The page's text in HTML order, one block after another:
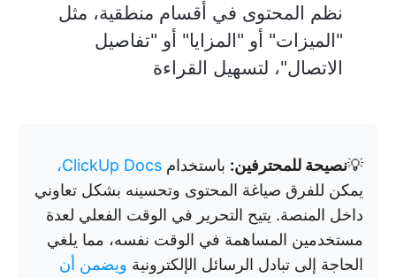
نظم المحتوى في أقسام منطقية، مثل
"الميزات" أو "المزايا" أو "تفاصيل
الاتصال"، لتسهيل القراءة
💡نصيحة للمحترفين: باستخدام ClickUp Docs،
يمكن للفرق صياغة المحتوى وتحسينه بشكل تعاوني
داخل المنصة. يتيح التحرير في الوقت الفعلي لعدة
مستخدمين المساهمة في الوقت نفسه، مما يلغي
الحاجة إلى تبادل الرسائل الإلكترونية ويضمن أن